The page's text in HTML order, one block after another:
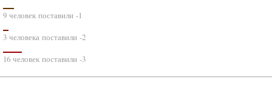
9 человек поставили -1
3 человека поставили -2
16 человек поставили -3